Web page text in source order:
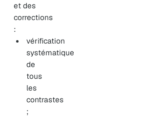
et des
corrections
:
vérification
systématique
de
tous
les
contrastes
;